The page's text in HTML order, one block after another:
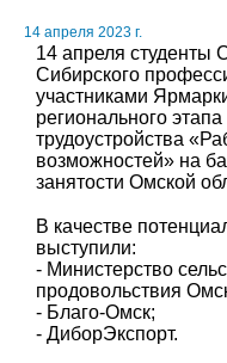
14 апреля 2023 г.
14 апреля студенты
Сибирского
участниками
регионального
трудоустройства
возможностей» на
занятости Омской
В качестве
выступили:
- Министерство
продовольствия
- Благо-Омск;
- ДиборЭкспорт.